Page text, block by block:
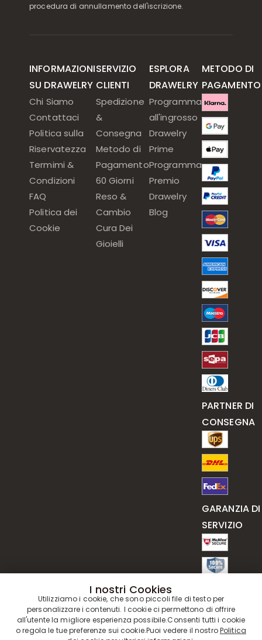
procedura di annullamento dell'iscrizione.
INFORMAZIONI
SU DRAWELRY
Chi Siamo
Contattaci
Politica sulla
Riservatezza
Termimi &
Condizioni
FAQ
Politica dei
Cookie
SERVIZIO
CLIENTI
Spedizione
&
Consegna
Metodo di
Pagamento
60 Giorni
Reso &
Cambio
Cura Dei
Gioielli
ESPLORA
DRAWELRY
Programma
all'ingrosso
Drawelry
Prime
Programma
Premio
Drawelry
Blog
METODO DI
PAGAMENTO
PARTNER DI
CONSEGNA
GARANZIA DI
SERVIZIO
I nostri Cookies
Utilizziamo i cookie, che sono piccoli file di testo per
personalizzare i contenuti. I cookie ci permettono di offrire
all'utente la migliore esperienza possibile.Consenti tutti i cookie
o regola le tue preferenze sui cookie.Puoi vedere il nostroPolitica